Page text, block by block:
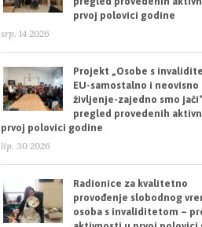
prvoj polovici godine
srp. 14 2026
Projekt „Osobe s
EU-samostalno i neovisno
življenje-zajedno smo
pregled provedenih
prvoj polovici godine
lip. 30 2026
Radionice za kvalitetno
provođenje slobodnog
osoba s invaliditetom –